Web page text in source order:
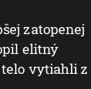
zatopenej
elitný
vytiahli z